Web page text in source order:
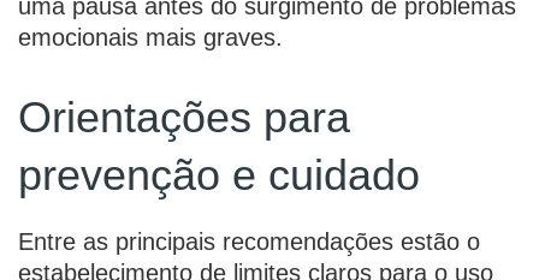
uma pausa antes do surgimento de problemas
emocionais mais graves.
Orientações para
prevenção e cuidado
Entre as principais recomendações estão o
estabelecimento de limites claros para o uso